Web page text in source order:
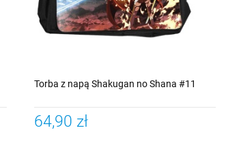
Torba z napą Shakugan no Shana #11
64,90 zł